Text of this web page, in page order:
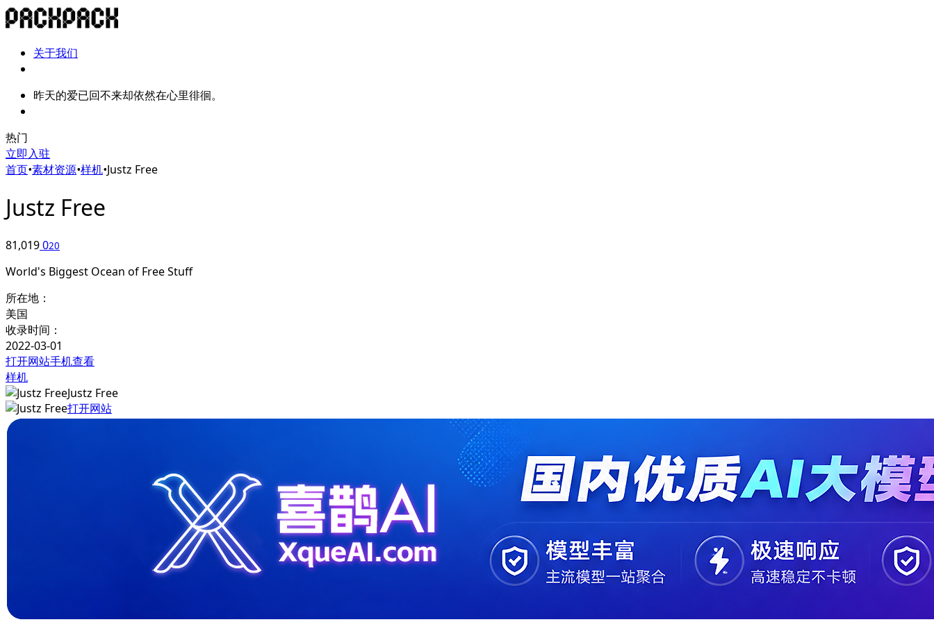
关于我们
昨天的爱已回不来却依然在心里徘徊。
热门
立即入驻
首页•素材资源•样机•Justz Free
Justz Free
81,019020
World's Biggest Ocean of Free Stuff
所在地：
美国
收录时间：
2022-03-01
打开网站手机查看
样机
Justz Free
打开网站